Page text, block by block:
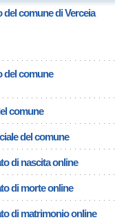
del comune di Verceia
del comune
comune
del comune
di nascita online
di morte online
di matrimonio online